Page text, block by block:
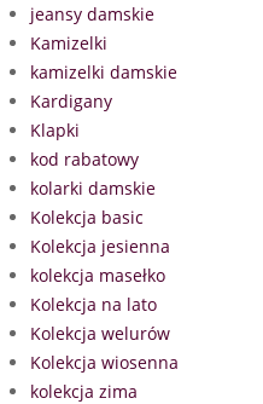
jeansy damskie
Kamizelki
kamizelki damskie
Kardigany
Klapki
kod rabatowy
kolarki damskie
Kolekcja basic
Kolekcja jesienna
kolekcja masełko
Kolekcja na lato
Kolekcja welurów
Kolekcja wiosenna
kolekcja zima